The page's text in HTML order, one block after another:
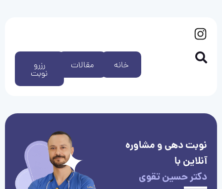
رزرو
نوبت
مقالات خانه
نوبت دهی و مشاوره
آنلاین با
دکتر حسین تقوی